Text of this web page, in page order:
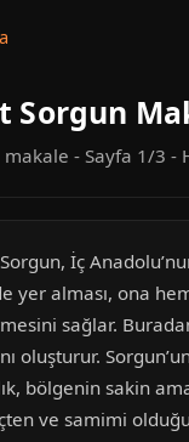
Sorgun
makale - Sayfa 1/3 -
İç
yer alması, ona
sağlar.
oluşturur.
bölgenin sakin
ve samimi